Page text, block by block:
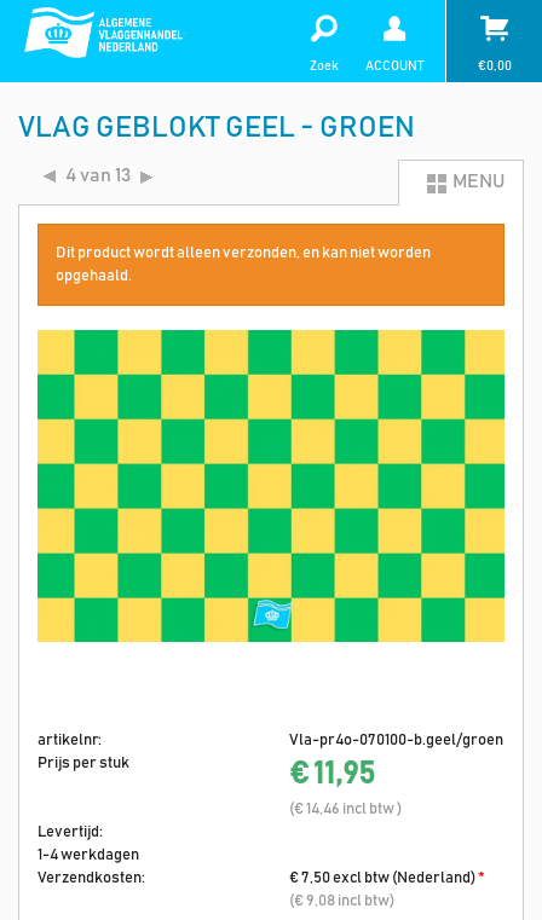
Zoek ACCOUNT €0,00
VLAG GEBLOKT GEEL - GROEN
4 van 13 MENU
Dit product wordt alleen verzonden, en kan niet worden
opgehaald.
artikelnr:
Vla-pr4o-070100-b.geel/groen
Prijs per stuk
€ 11,95
(€ 14,46 incl btw )
Levertijd:
1-4 werkdagen
Verzendkosten:
€ 7,50 excl btw (Nederland)*
(€ 9,08 incl btw)